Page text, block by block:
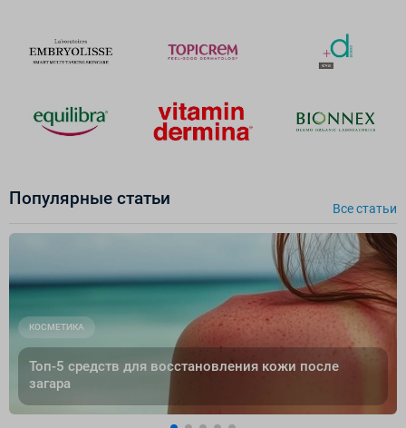
Популярные cтатьи Все cтатьи
КОСМЕТИКА
Топ-5 средств для восстановления кожи после
загара